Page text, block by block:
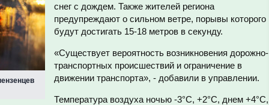
снег с дождем. Также жителей региона
предупреждают о сильном ветре, порывы которого
будут достигать 15-18 метров в секунду.
«Существует вероятность возникновения дорожно-
транспортных происшествий и ограничение в
движении транспорта», - добавили в управлении.
Температура воздуха ночью -3°С, +2°С, днем +4°С,